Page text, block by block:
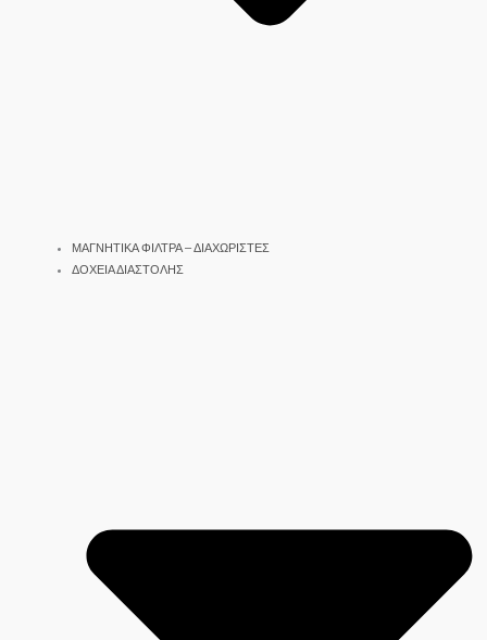
ΜΑΓΝΗΤΙΚΑ ΦΙΛΤΡΑ – ΔΙΑΧΩΡΙΣΤΕΣ
ΔΟΧΕΙΑ ΔΙΑΣΤΟΛΗΣ